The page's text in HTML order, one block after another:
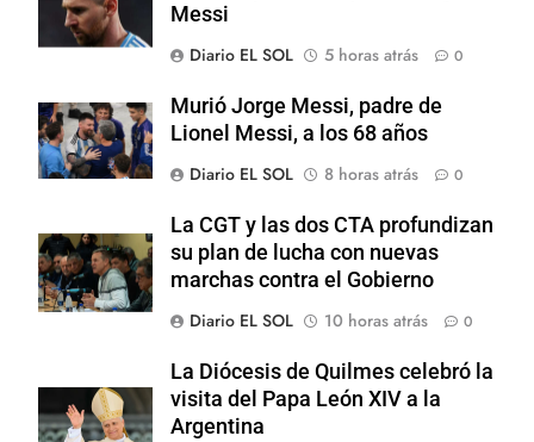
Messi
Diario EL SOL
5 horas atrás 0
Murió Jorge Messi, padre de
Lionel Messi, a los 68 años
Diario EL SOL
8 horas atrás 0
La CGT y las dos CTA profundizan
su plan de lucha con nuevas
marchas contra el Gobierno
Diario EL SOL
10 horas atrás 0
La Diócesis de Quilmes celebró la
visita del Papa León XIV a la
Argentina